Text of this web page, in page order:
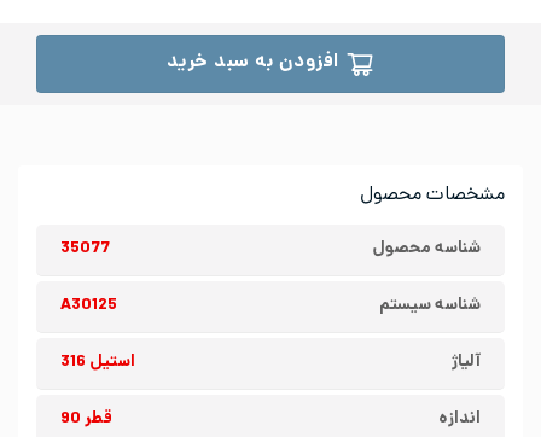
مشخصات محصول
شناسه محصول 35077
شناسه سیستم A30125
آلیاژ استیل 316
اندازه قطر 90
افزودن به سبد خرید